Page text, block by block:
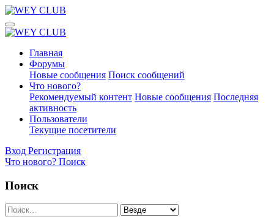
Главная
Форумы
Новые сообщения Поиск сообщений
Что нового?
Рекомендуемый контент Новые сообщения Последняя
активность
Пользователи
Текущие посетители
Вход Регистрация
Что нового? Поиск
Поиск